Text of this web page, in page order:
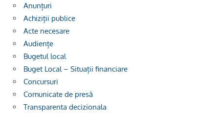
Anunțuri
Achiziții publice
Acte necesare
Audiențe
Bugetul local
Buget Local – Situații financiare
Concursuri
Comunicate de presă
Transparenta decizionala